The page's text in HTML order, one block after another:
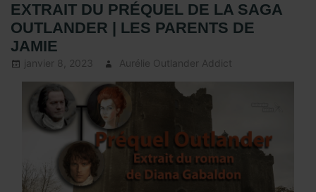
EXTRAIT DU PRÉQUEL DE LA SAGA
OUTLANDER | LES PARENTS DE
JAMIE
janvier 8, 2023 Aurélie Outlander Addict
Blood -
Prequel
Gabaldon